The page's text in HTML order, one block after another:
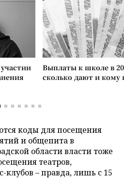
Выплаты к школе в
сколько дают и
коды для посещения
и общепита в
области власти тоже
театров,
клубов – правда, лишь с 15